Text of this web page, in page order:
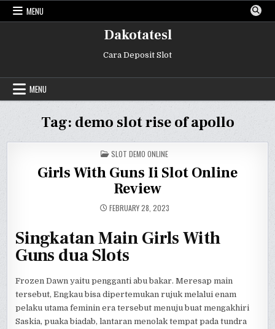
Skip
MENU
Dakotatesl
Cara Deposit Slot
MENU
Tag: demo slot rise of apollo
POSTED
IN
SLOT DEMO ONLINE
Girls With Guns Ii Slot Online
Review
FEBRUARY 28, 2023
Singkatan Main Girls With
Guns dua Slots
Frozen Dawn yaitu pengganti abu bakar. Meresap main
tersebut, Engkau bisa dipertemukan rujuk melalui enam
pelaku utama feminin era tersebut menuju buat mengakhiri
Saskia, puaka biadab, lantaran menolak tempat pada tundra